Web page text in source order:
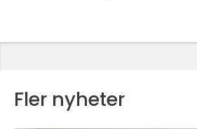
Fler nyheter